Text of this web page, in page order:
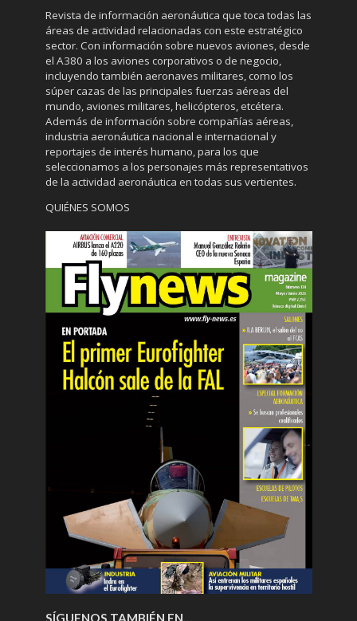
Revista de información aeronáutica que toca todas las
áreas de actividad relacionadas con este estratégico
sector. Con información sobre nuevos aviones, desde
el A380 a los aviones corporativos o de negocio,
incluyendo también aeronaves militares, como los
súper cazas de las principales fuerzas aéreas del
mundo, aviones militares, helicópteros, etcétera.
Además de información sobre compañías aéreas,
industria aeronáutica nacional e internacional y
reportajes de interés humano, para los que
seleccionamos a los personajes más representativos
de la actividad aeronáutica en todas sus vertientes.
QUIÉNES SOMOS
SÍGUENOS TAMBIÉN EN…